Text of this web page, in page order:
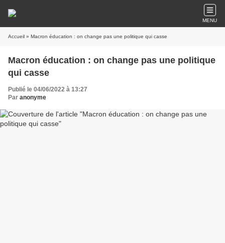
MENU
Accueil » Macron éducation : on change pas une politique qui casse
Macron éducation : on change pas une politique
qui casse
Publié le 04/06/2022 à 13:27
Par anonyme